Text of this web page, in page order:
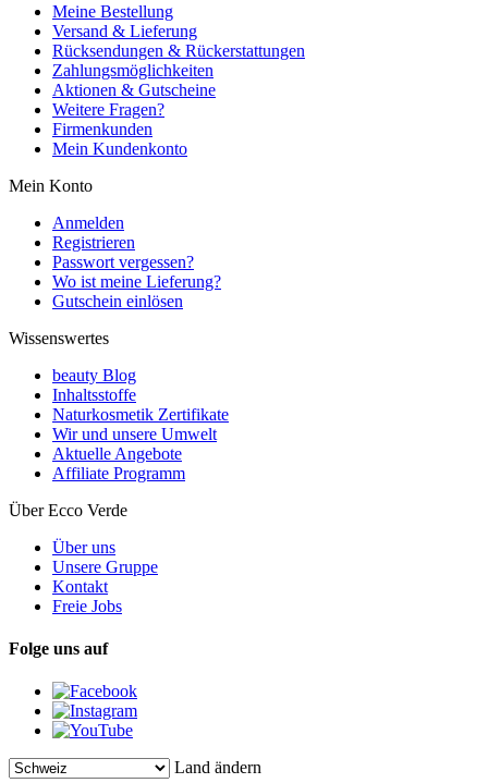
Meine Bestellung
Versand & Lieferung
Rücksendungen & Rückerstattungen
Zahlungsmöglichkeiten
Aktionen & Gutscheine
Weitere Fragen?
Firmenkunden
Mein Kundenkonto
Mein Konto
Anmelden
Registrieren
Passwort vergessen?
Wo ist meine Lieferung?
Gutschein einlösen
Wissenswertes
beauty Blog
Inhaltsstoffe
Naturkosmetik Zertifikate
Wir und unsere Umwelt
Aktuelle Angebote
Affiliate Programm
Über Ecco Verde
Über uns
Unsere Gruppe
Kontakt
Freie Jobs
Folge uns auf
Land ändern